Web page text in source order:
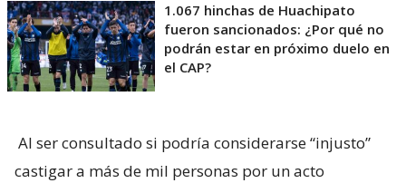
1.067 hinchas de Huachipato
fueron sancionados: ¿Por qué no
podrán estar en próximo duelo en
el CAP?
Al ser consultado si podría considerarse “injusto”
castigar a más de mil personas por un acto